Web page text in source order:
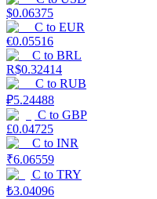
$0.06375
C to EUR
€0.05516
C to BRL
R$0.32414
C to RUB
₽5.24488
C to GBP
£0.04725
C to INR
₹6.06559
C to TRY
₺3.04096